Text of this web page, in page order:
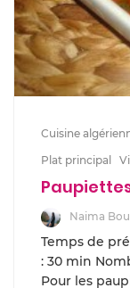
Cuisine
Plat principal
Naima
Temps de
: 30 min
Pour les